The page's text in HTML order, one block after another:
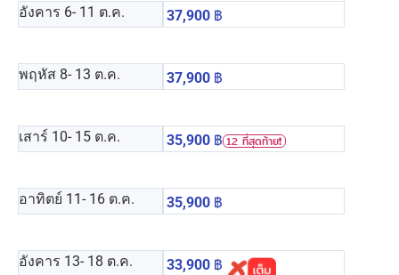
อังคาร 6- 11 ต.ค. 37,900 ฿
พฤหัส 8- 13 ต.ค. 37,900 ฿
เสาร์ 10- 15 ต.ค. 35,900 ฿ 12 ที่สุดท้าย❗️
อาทิตย์ 11 - 16 ต.ค. 35,900 ฿
อังคาร 13- 18 ต.ค. 33,900 ฿